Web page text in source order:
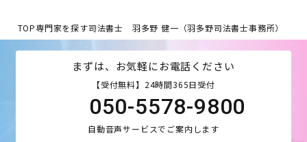
TOP専門家を探す司法書士 羽多野 健一（羽多野司法書士事務所）
まずは、お気軽にお電話ください
【受付無料】24時間365日受付
050-5578-9800
自動音声サービスでご案内します